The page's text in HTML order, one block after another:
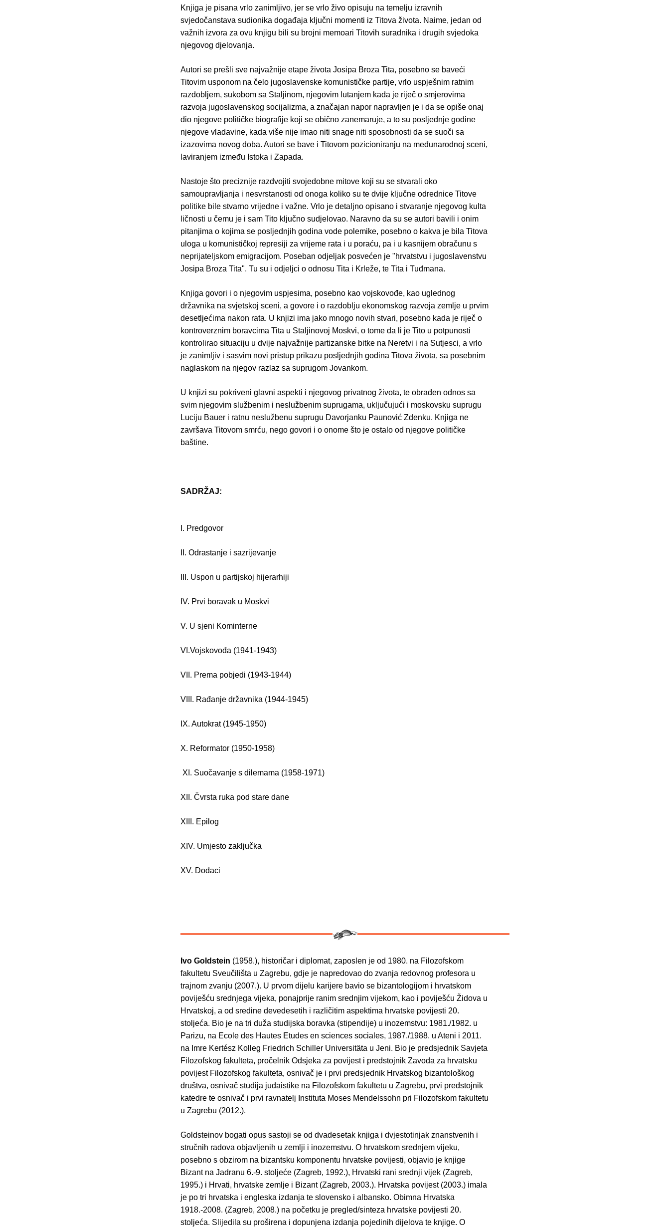
Knjiga je pisana vrlo zanimljivo, jer se vrlo živo opisuju na temelju izravnih
svjedočanstava sudionika događaja ključni momenti iz Titova života. Naime, jedan od
važnih izvora za ovu knjigu bili su brojni memoari Titovih suradnika i drugih svjedoka
njegovog djelovanja.
Autori se prešli sve najvažnije etape života Josipa Broza Tita, posebno se baveći
Titovim usponom na čelo jugoslavenske komunističke partije, vrlo uspješnim ratnim
razdobljem, sukobom sa Staljinom, njegovim lutanjem kada je riječ o smjerovima
razvoja jugoslavenskog socijalizma, a značajan napor napravljen je i da se opiše onaj
dio njegove političke biografije koji se obično zanemaruje, a to su posljednje godine
njegove vladavine, kada više nije imao niti snage niti sposobnosti da se suoči sa
izazovima novog doba. Autori se bave i Titovom pozicioniranju na međunarodnoj sceni,
laviranjem između Istoka i Zapada.
Nastoje što preciznije razdvojiti svojedobne mitove koji su se stvarali oko
samoupravljanja i nesvrstanosti od onoga koliko su te dvije ključne odrednice Titove
politike bile stvarno vrijedne i važne. Vrlo je detaljno opisano i stvaranje njegovog kulta
ličnosti u čemu je i sam Tito ključno sudjelovao. Naravno da su se autori bavili i onim
pitanjima o kojima se posljednjih godina vode polemike, posebno o kakva je bila Titova
uloga u komunističkoj represiji za vrijeme rata i u poraću, pa i u kasnijem obračunu s
neprijateljskom emigracijom. Poseban odjeljak posvećen je "hrvatstvu i jugoslavenstvu
Josipa Broza Tita". Tu su i odjeljci o odnosu Tita i Krleže, te Tita i Tuđmana.
Knjiga govori i o njegovim uspjesima, posebno kao vojskovođe, kao uglednog
državnika na svjetskoj sceni, a govore i o razdoblju ekonomskog razvoja zemlje u prvim
desetljećima nakon rata. U knjizi ima jako mnogo novih stvari, posebno kada je riječ o
kontroverznim boravcima Tita u Staljinovoj Moskvi, o tome da li je Tito u potpunosti
kontrolirao situaciju u dvije najvažnije partizanske bitke na Neretvi i na Sutjesci, a vrlo
je zanimljiv i sasvim novi pristup prikazu posljednjih godina Titova života, sa posebnim
naglaskom na njegov razlaz sa suprugom Jovankom.
U knjizi su pokriveni glavni aspekti i njegovog privatnog života, te obrađen odnos sa
svim njegovim službenim i neslužbenim suprugama, uključujući i moskovsku suprugu
Luciju Bauer i ratnu neslužbenu suprugu Davorjanku Paunović Zdenku. Knjiga ne
završava Titovom smrću, nego govori i o onome što je ostalo od njegove političke
baštine.
SADRŽAJ:
I. Predgovor
II. Odrastanje i sazrijevanje
III. Uspon u partijskoj hijerarhiji
IV. Prvi boravak u Moskvi
V. U sjeni Kominterne
VI.Vojskovođa (1941-1943)
VII. Prema pobjedi (1943-1944)
VIII. Rađanje državnika (1944-1945)
IX. Autokrat (1945-1950)
X. Reformator (1950-1958)
XI. Suočavanje s dilemama (1958-1971)
XII. Čvrsta ruka pod stare dane
XIII. Epilog
XIV. Umjesto zaključka
XV. Dodaci
Ivo Goldstein (1958.), historičar i diplomat, zaposlen je od 1980. na Filozofskom
fakultetu Sveučilišta u Zagrebu, gdje je napredovao do zvanja redovnog profesora u
trajnom zvanju (2007.). U prvom dijelu karijere bavio se bizantologijom i hrvatskom
poviješću srednjega vijeka, ponajprije ranim srednjim vijekom, kao i poviješću Židova u
Hrvatskoj, a od sredine devedesetih i različitim aspektima hrvatske povijesti 20.
stoljeća. Bio je na tri duža studijska boravka (stipendije) u inozemstvu: 1981./1982. u
Parizu, na Ecole des Hautes Etudes en sciences sociales, 1987./1988. u Ateni i 2011.
na Imre Kertész Kolleg Friedrich Schiller Universitäta u Jeni. Bio je predsjednik Savjeta
Filozofskog fakulteta, pročelnik Odsjeka za povijest i predstojnik Zavoda za hrvatsku
povijest Filozofskog fakulteta, osnivač je i prvi predsjednik Hrvatskog bizantološkog
društva, osnivač studija judaistike na Filozofskom fakultetu u Zagrebu, prvi predstojnik
katedre te osnivač i prvi ravnatelj Instituta Moses Mendelssohn pri Filozofskom fakultetu
u Zagrebu (2012.).
Goldsteinov bogati opus sastoji se od dvadesetak knjiga i dvjestotinjak znanstvenih i
stručnih radova objavljenih u zemlji i inozemstvu. O hrvatskom srednjem vijeku,
posebno s obzirom na bizantsku komponentu hrvatske povijesti, objavio je knjige
Bizant na Jadranu 6.-9. stoljeće (Zagreb, 1992.), Hrvatski rani srednji vijek (Zagreb,
1995.) i Hrvati, hrvatske zemlje i Bizant (Zagreb, 2003.). Hrvatska povijest (2003.) imala
je po tri hrvatska i engleska izdanja te slovensko i albansko. Obimna Hrvatska
1918.-2008. (Zagreb, 2008.) na početku je pregled/sinteza hrvatske povijesti 20.
stoljeća. Slijedila su proširena i dopunjena izdanja pojedinih dijelova te knjige. O